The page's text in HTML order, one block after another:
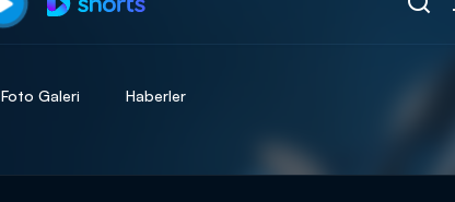
Foto Galeri Haberler